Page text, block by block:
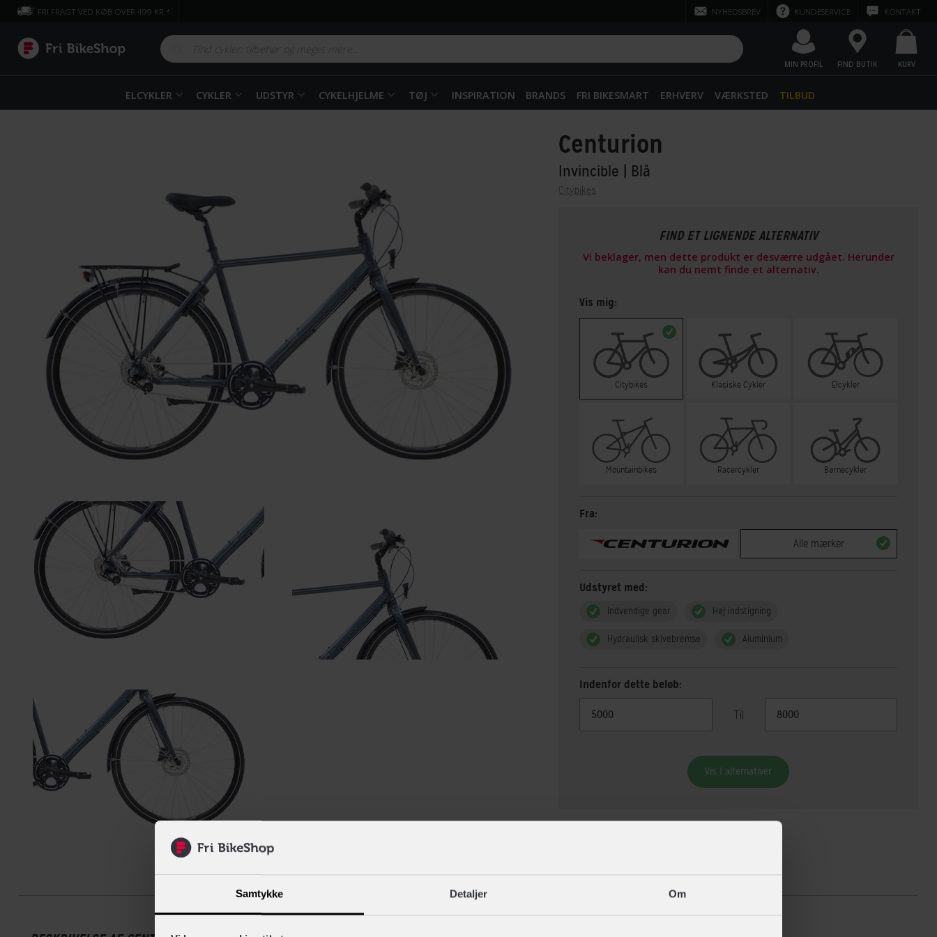
Samtykke Detaljer Om
FRI FRAGT VED KØB OVER 499 KR.* NYHEDSBREV KUNDESERVICE KONTAKT
MIN PROFIL FIND BUTIK KURV
ELCYKLER CYKLER UDSTYR CYKELHJELME TØJ INSPIRATION BRANDS FRI BIKESMART ERHVERV VÆRKSTED TILBUD
Centurion
Invincible | Blå
Citybikes
FIND ET LIGNENDE ALTERNATIV
Vi beklager, men dette produkt er desværre udgået. Herunder
kan du nemt finde et alternativ.
Vis mig:
Citybikes Klasiske Cykler Elcykler
Mountainbikes Racercykler Børnecykler
Fra:
Alle mærker
Udstyret med:
Indvendige gear Høj indstigning
Hydraulisk skivebremse Aluminium
Indenfor dette beløb:
Til
Vis 1 alternativer